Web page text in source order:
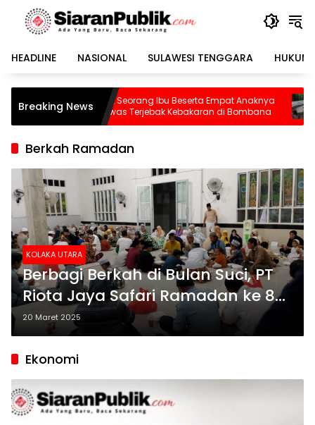
Langsung
konten
HEADLINE
NASIONAL SULAWESI TENGGARA HUKUM
Breaking News
Pilu, Seorang Ibu Beserta Empat Anaknya
Tewas Terjebak Kebakaran di Bombana
Waspada! BMKG
Dikepung 13
Sudah Terekam
Berkah Ramadan
KOLAKA UTARA
Berbagi Berkah di Bulan Suci, PT
Riota Jaya Safari Ramadan ke 8
Masjid Lingkar Tambang
20 Maret 2025
Ekonomi